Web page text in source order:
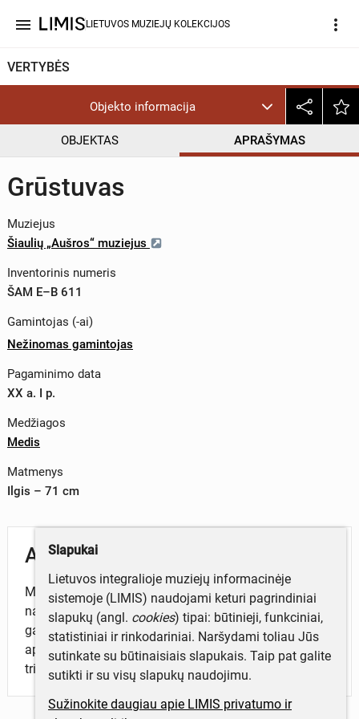
menu LIETUVOS MUZIEJŲ KOLEKCIJOS more_vert
VERTYBĖS
Objekto informacija
OBJEKTAS APRAŠYMAS
Grūstuvas
Muziejus
Šiaulių „Aušros“ muziejus
Inventorinis numeris
ŠAM E–B 611
Gamintojas (-ai)
Nežinomas gamintojas
Pagaminimo data
XX a. I p.
Medžiagos
Medis
Matmenys
Ilgis – 71 cm
Aprašymas
Medinis grūstuvas, išdrožtas iš vientiso medžio,
naudotas kanapėms grūsti piestoje. Grūstuvo kotas ir
galas tekinti. Koto viduryje sustorėjimas, galas
apvalus. Galva išdrožta iš to paties medžio, suploto
trikampio formos.
Slapukai
Lietuvos integralioje muziejų informacinėje
sistemoje (LIMIS) naudojami keturi pagrindiniai
slapukų (angl. cookies) tipai: būtinieji, funkciniai,
statistiniai ir rinkodariniai. Naršydami toliau Jūs
sutinkate su būtinaisiais slapukais. Taip pat galite
sutikti ir su visų slapukų naudojimu.
Sužinokite daugiau apie LIMIS privatumo ir